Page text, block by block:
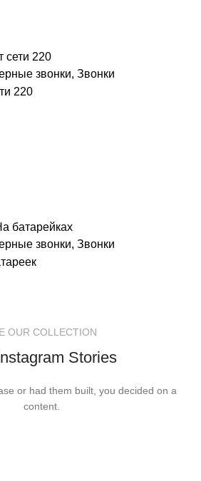
сети 220
звонки, Звонки
220
батарейках
звонки, Звонки
OUR COLLECTION
Stories
or had them built, you decided on a
content.